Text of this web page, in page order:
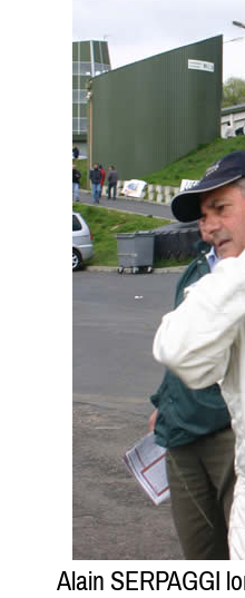
Alain SERPAGGI